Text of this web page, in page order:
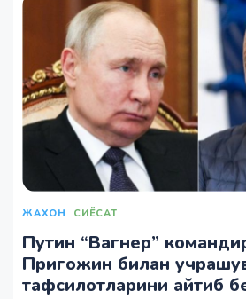
ЖАХОН СИЁСАТ
Путин “Вагнер”
Пригожин билан
тафсилотларини айтиб